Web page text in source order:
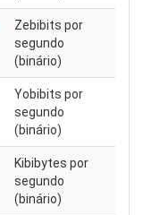
Zebibits por
segundo
(binário)
Yobibits por
segundo
(binário)
Kibibytes por
segundo
(binário)